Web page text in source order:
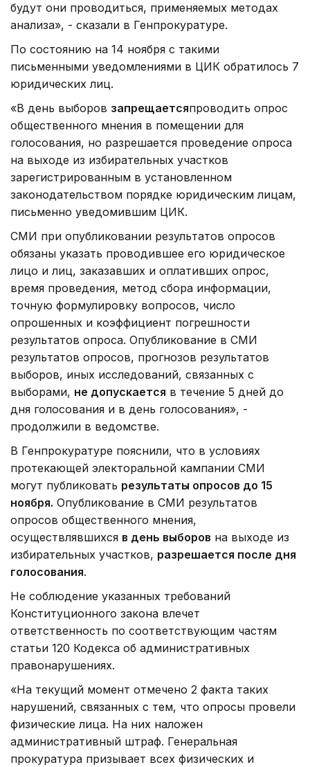
будут они проводиться, применяемых методах
анализа», - сказали в Генпрокуратуре.
По состоянию на 14 ноября с такими
письменными уведомлениями в ЦИК обратилось 7
юридических лиц.
«В день выборов запрещаетсяпроводить опрос
общественного мнения в помещении для
голосования, но разрешается проведение опроса
на выходе из избирательных участков
зарегистрированным в установленном
законодательством порядке юридическим лицам,
письменно уведомившим ЦИК.
СМИ при опубликовании результатов опросов
обязаны указать проводившее его юридическое
лицо и лиц, заказавших и оплативших опрос,
время проведения, метод сбора информации,
точную формулировку вопросов, число
опрошенных и коэффициент погрешности
результатов опроса. Опубликование в СМИ
результатов опросов, прогнозов результатов
выборов, иных исследований, связанных с
выборами, не допускается в течение 5 дней до
дня голосования и в день голосования», -
продолжили в ведомстве.
В Генпрокуратуре пояснили, что в условиях
протекающей электоральной кампании СМИ
могут публиковать результаты опросов до 15
ноября. Опубликование в СМИ результатов
опросов общественного мнения,
осуществлявшихся в день выборов на выходе из
избирательных участков, разрешается после дня
голосования.
Не соблюдение указанных требований
Конституционного закона влечет
ответственность по соответствующим частям
статьи 120 Кодекса об административных
правонарушениях.
«На текущий момент отмечено 2 факта таких
нарушений, связанных с тем, что опросы провели
физические лица. На них наложен
административный штраф. Генеральная
прокуратура призывает всех физических и